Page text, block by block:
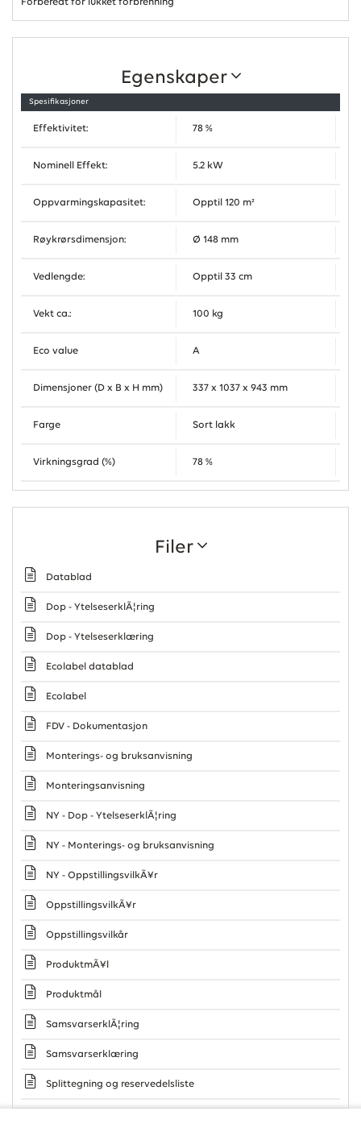
Egenskaper
Spesifikasjoner
Effektivitet: 78 %
Nominell Effekt: 5.2 kW
Oppvarmingskapasitet: Opptil 120 m²
Røykrørsdimensjon: Ø 148 mm
Vedlengde: Opptil 33 cm
Vekt ca.: 100 kg
Eco value A
Dimensjoner (D x B x H mm) 337 x 1037 x 943 mm
Farge Sort lakk
Virkningsgrad (%) 78 %
Filer
Datablad
Dop - YtelseserklÃ¦ring
Dop - Ytelseserklæring
Ecolabel datablad
Ecolabel
FDV - Dokumentasjon
Monterings- og bruksanvisning
Monteringsanvisning
NY - Dop - YtelseserklÃ¦ring
NY - Monterings- og bruksanvisning
NY - OppstillingsvilkÃ¥r
OppstillingsvilkÃ¥r
Oppstillingsvilkår
ProduktmÃ¥l
Produktmål
SamsvarserklÃ¦ring
Samsvarserklæring
Splittegning og reservedelsliste